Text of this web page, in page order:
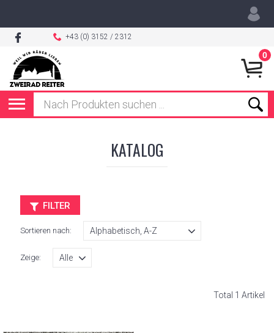
+43 (0) 3152 / 2312
0
KATALOG
FILTER
Sortieren nach:
Zeige:
Total 1 Artikel